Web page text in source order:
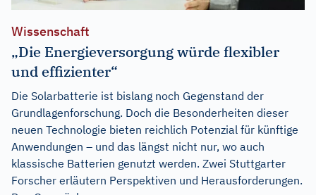
Wissenschaft
„Die Energieversorgung würde flexibler
und effizienter“
Die Solarbatterie ist bislang noch Gegenstand der
Grundlagenforschung. Doch die Besonderheiten dieser
neuen Technologie bieten reichlich Potenzial für künftige
Anwendungen – und das längst nicht nur, wo auch
klassische Batterien genutzt werden. Zwei Stuttgarter
Forscher erläutern Perspektiven und Herausforderungen.